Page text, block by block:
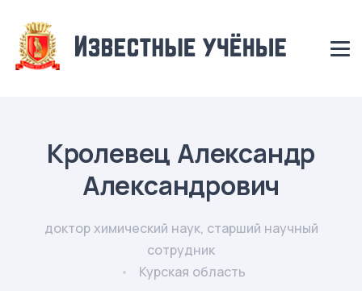
Кролевец Александр
Александрович
доктор химический наук, старший научный
сотрудник
Курская область